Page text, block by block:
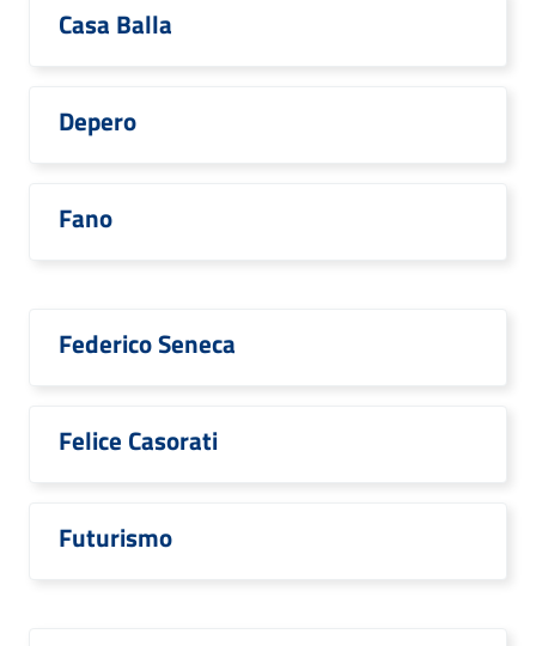
Casa Balla
Depero
Fano
Federico Seneca
Felice Casorati
Futurismo